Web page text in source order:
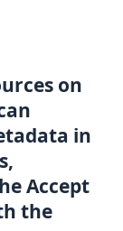
on
in
Accept
the